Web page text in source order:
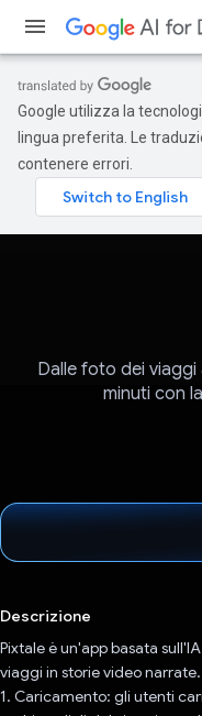
Google utilizza la
lingua preferita. Le
contenere errori.
Dalle foto dei
minuti con
Descrizione
Pixtale è un'app basata
viaggi in storie video
1. Caricamento: gli utenti